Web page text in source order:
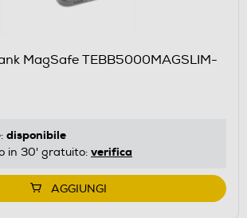
MagSafe TEBB5000MAGSLIM-
disponibile
in 30' gratuito: verifica
AGGIUNGI